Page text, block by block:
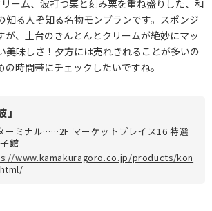
ーム、波打つ栗と刻み栗を重ね盛りした、和
知る人ぞ知る名物モンブランです。スポンジ
が、土台のきんとんとクリームが絶妙にマッ
美味しさ！夕方には売れきれることが多いの
時間帯にチェックしたいですね。
ーミナル……2F マーケットプレイス16 特選
館
www.kamakuragoro.co.jp/products/kon